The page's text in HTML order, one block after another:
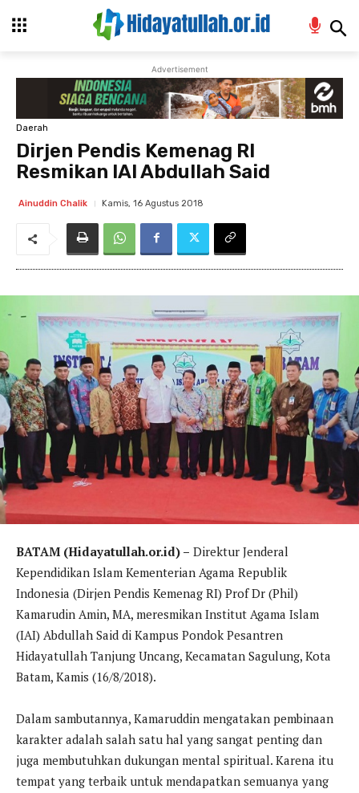
Advertisement
Daerah
Dirjen Pendis Kemenag RI
Resmikan IAI Abdullah Said
Ainuddin Chalik Kamis, 16 Agustus 2018
BATAM (Hidayatullah.or.id) – Direktur Jenderal
Kependidikan Islam Kementerian Agama Republik
Indonesia (Dirjen Pendis Kemenag RI) Prof Dr (Phil)
Kamarudin Amin, MA, meresmikan Institut Agama Islam
(IAI) Abdullah Said di Kampus Pondok Pesantren
Hidayatullah Tanjung Uncang, Kecamatan Sagulung, Kota
Batam, Kamis (16/8/2018).
Dalam sambutannya, Kamaruddin mengatakan pembinaan
karakter adalah salah satu hal yang sangat penting dan
juga membutuhkan dukungan mental spiritual. Karena itu
tempat yang terbaik untuk mendapatkan semuanya yang